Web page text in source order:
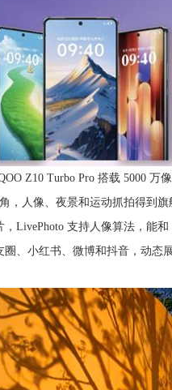
Z10 Turbo Pro 搭载 5000 万
，人像、夜景和运动抓拍得到
LivePhoto 支持人像算法，能和
、小红书、微博和抖音，动态